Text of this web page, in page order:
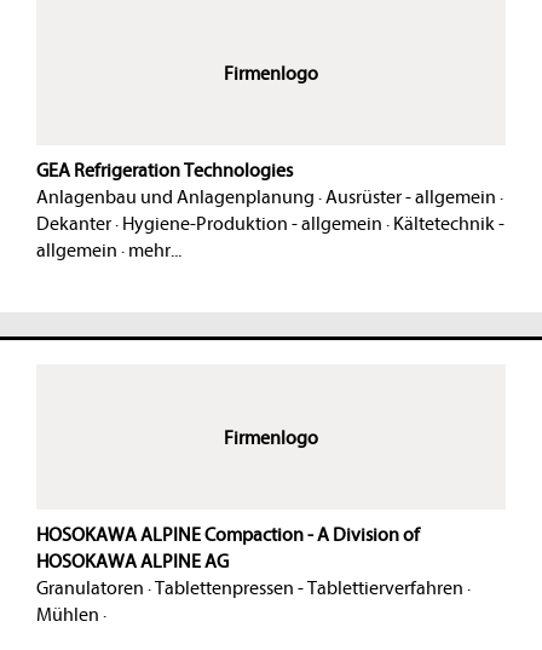
Firmenlogo
GEA Refrigeration Technologies
Anlagenbau und Anlagenplanung ·Ausrüster - allgemein ·
Dekanter· Hygiene-Produktion - allgemein · Kältetechnik -
allgemein · mehr...
Firmenlogo
HOSOKAWA ALPINE Compaction - A Division of
HOSOKAWA ALPINE AG
Granulatoren ·Tablettenpressen - Tablettierverfahren ·
Mühlen ·